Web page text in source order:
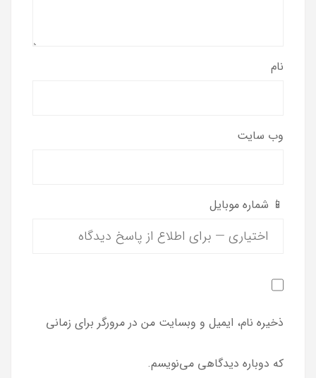
نام
وب‌ سایت
📱 شماره موبایل
ذخیره نام، ایمیل و وبسایت من در مرورگر برای زمانی
که دوباره دیدگاهی می‌نویسم.